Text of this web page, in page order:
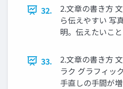
32.
2.文章の書き方
ら伝えやすい 写
明。伝えたいこ
33.
2.文章の書き方
ラク グラフィッ
手直しの手間が